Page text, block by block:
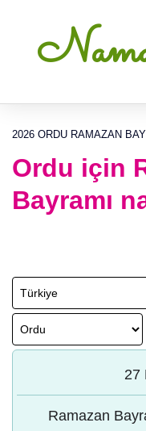
2026 ORDU RAMAZAN
Ordu için
Bayramı
27
Ramazan